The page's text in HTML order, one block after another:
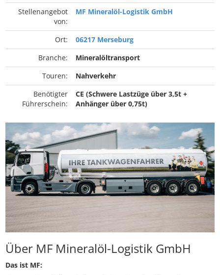
Stellenangebot
von:
MF Mineralöl-Logistik GmbH
Ort:
06217 Merseburg
Branche:
Mineralöltransport
Touren:
Nahverkehr
Benötigter
Führerschein:
CE (Schwere Lastzüge über 3,5t +
Anhänger über 0,75t)
Über MF Mineralöl-Logistik GmbH
Das ist MF: